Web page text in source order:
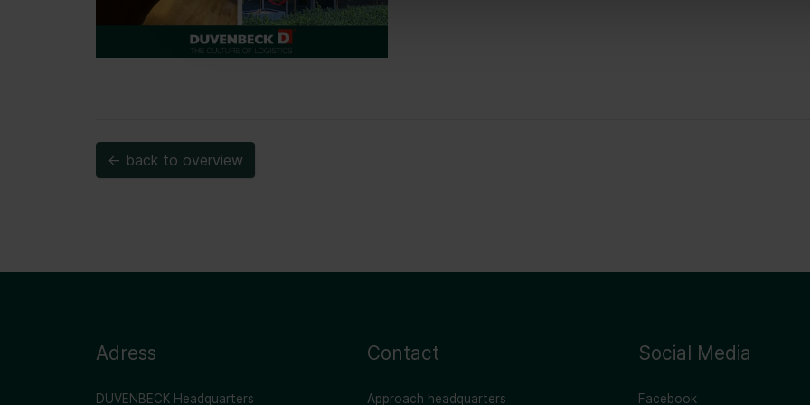
← back to overview
Adress
DUVENBECK Headquarters
Contact
Approach headquarters
Social Media
Facebook